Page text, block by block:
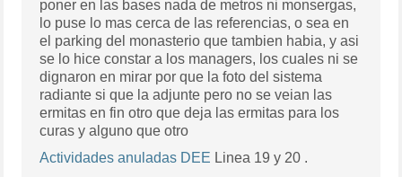
poner en las bases nada de metros ni monsergas,
lo puse lo mas cerca de las referencias, o sea en
el parking del monasterio que tambien habia, y asi
se lo hice constar a los managers, los cuales ni se
dignaron en mirar por que la foto del sistema
radiante si que la adjunte pero no se veian las
ermitas en fin otro que deja las ermitas para los
curas y alguno que otro
Actividades anuladas DEE Linea 19 y 20 .